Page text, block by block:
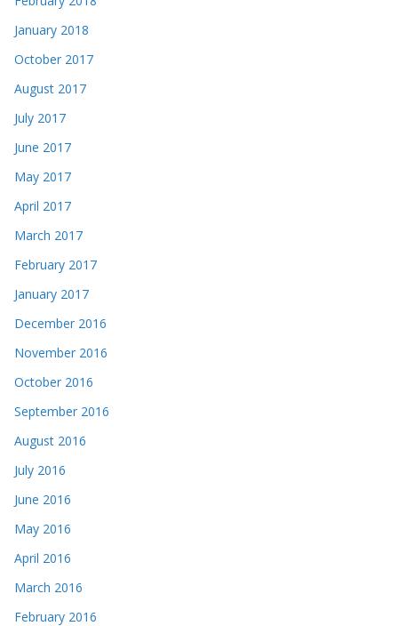
January 2018
October 2017
August 2017
July 2017
June 2017
May 2017
April 2017
March 2017
February 2017
January 2017
December 2016
November 2016
October 2016
September 2016
August 2016
July 2016
June 2016
May 2016
April 2016
March 2016
February 2016